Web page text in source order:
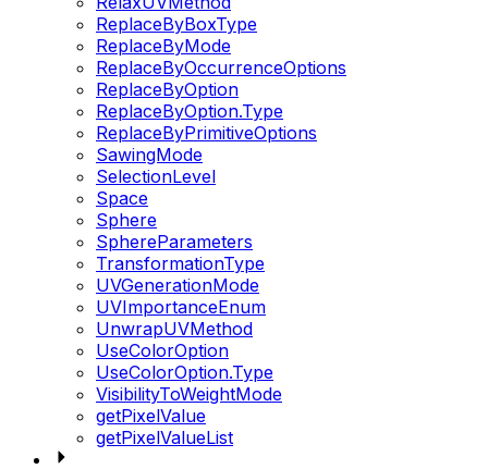
ReplaceByBoxType
ReplaceByMode
ReplaceByOccurrenceOptions
ReplaceByOption
ReplaceByOption.Type
ReplaceByPrimitiveOptions
SawingMode
SelectionLevel
Space
Sphere
SphereParameters
TransformationType
UVGenerationMode
UVImportanceEnum
UnwrapUVMethod
UseColorOption
UseColorOption.Type
VisibilityToWeightMode
getPixelValue
getPixelValueList